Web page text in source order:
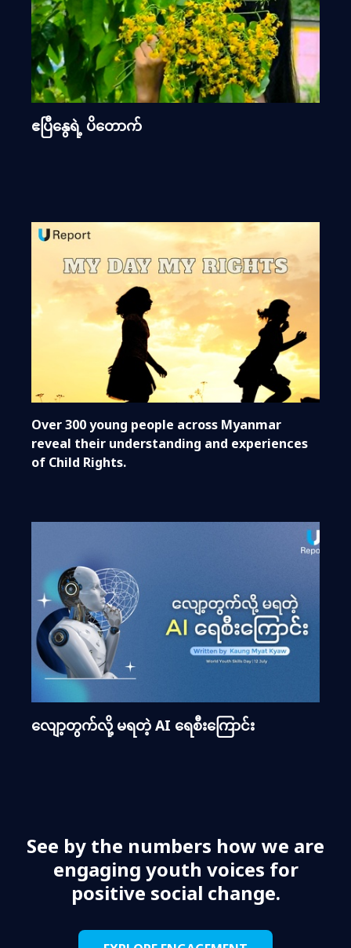
ဧပြီနွေရဲ့ ပိတောက်
Over 300 young people across Myanmar
reveal their understanding and experiences
of Child Rights.
လျော့တွက်လို့ မရတဲ့ AI ရေစီးကြောင်း
See by the numbers how we are
engaging youth voices for
positive social change.